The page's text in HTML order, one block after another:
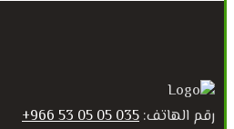
رقم الهاتف: 035 05 05 53 966+